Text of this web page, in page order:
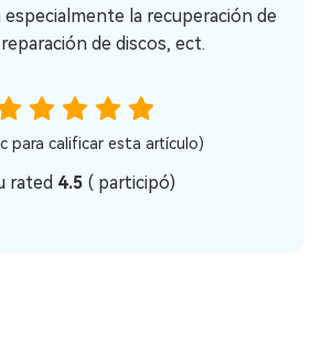
especialmente la recuperación de
de discos, ect.
para calificar esta artículo)
rated 4.5 (participó)